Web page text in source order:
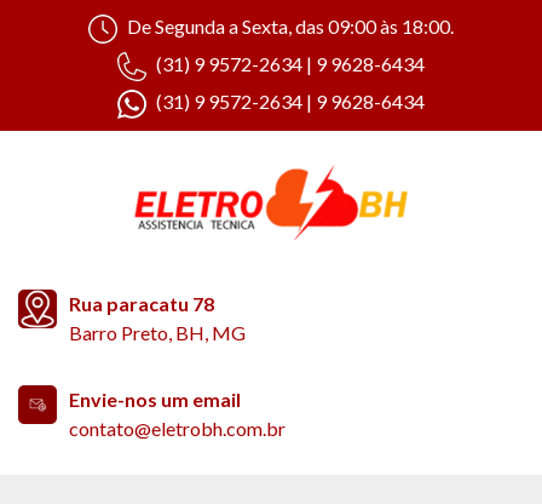
De Segunda a Sexta, das 09:00 às 18:00.
(31) 9 9572-2634 | 9 9628-6434
(31) 9 9572-2634 | 9 9628-6434
Rua paracatu 78
Barro Preto, BH, MG
Envie-nos um email
contato@eletrobh.com.br